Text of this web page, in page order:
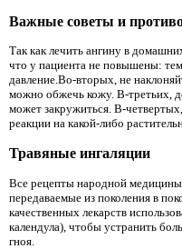
Важные советы и
Так как лечить ангину в
что у пациента не повышены:
давление.Во-вторых, не
можно обжечь кожу. В-третьих,
может закружиться. В-
реакции на какой-либо
Травяные ингаляции
Все рецепты народной
передаваемые из поколения в
качественных лекарств
календула), чтобы устранить
гноя.